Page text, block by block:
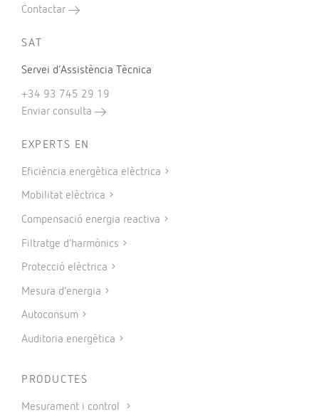
Contactar
SAT
Servei d’Assistència Tècnica
+34 93 745 29 19
Enviar consulta
EXPERTS EN
Eficiència energètica elèctrica
Mobilitat elèctrica
Compensació energia reactiva
Filtratge d’harmònics
Protecció elèctrica
Mesura d’energia
Autoconsum
Auditoria energètica
PRODUCTES
Mesurament i control